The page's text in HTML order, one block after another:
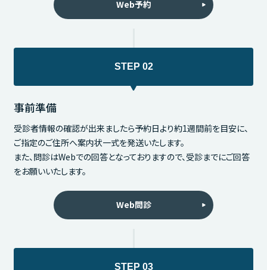
Web予約
事前準備
受診者情報の確認が出来ましたら予約日より約1週間前を目安に、
ご指定のご住所へ案内状一式を発送いたします。
また、問診はWebでの回答となっておりますので、受診までにご回答
をお願いいたします。
Web問診